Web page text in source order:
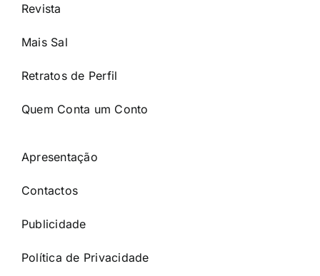
Revista
Mais Sal
Retratos de Perfil
Quem Conta um Conto
Apresentação
Contactos
Publicidade
Política de Privacidade